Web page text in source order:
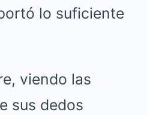
lo suficiente
viendo las
sus dedos